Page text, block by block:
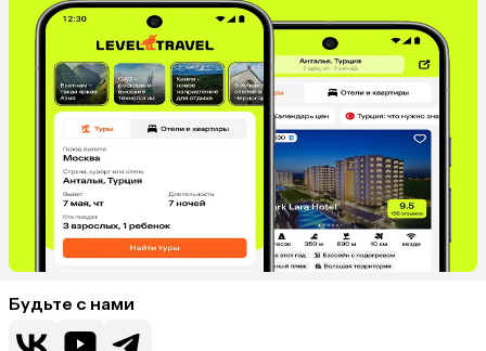
Будьте с нами